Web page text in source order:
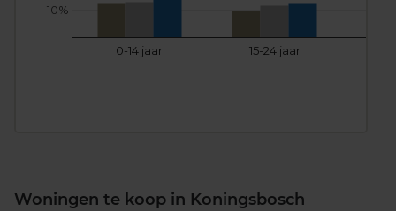
0-14 jaar 15-24 jaar
10%
Woningen te koop in Koningsbosch